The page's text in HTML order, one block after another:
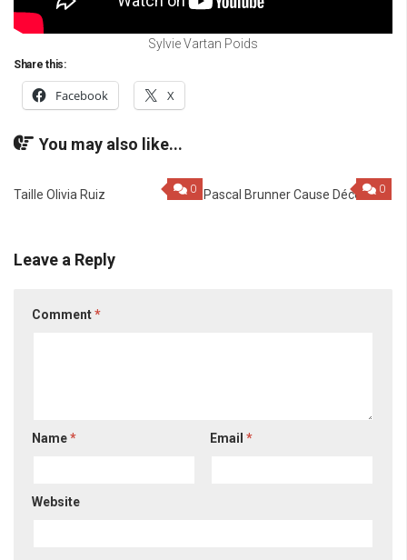
Sylvie Vartan Poids
Share this:
Facebook X
You may also like...
0
Taille Olivia Ruiz 0
Pascal Brunner Cause Décès
Leave a Reply
Comment*
Name* Email*
Website